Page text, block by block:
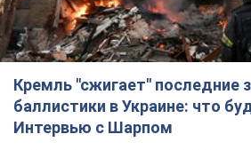
Кремль "сжигает" последние
баллистики в Украине: что
Интервью с Шарпом